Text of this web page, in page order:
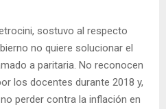
sostuvo al respecto
no quiere solucionar el
a paritaria. No reconocen
los docentes durante 2018 y,
perder contra la inflación en